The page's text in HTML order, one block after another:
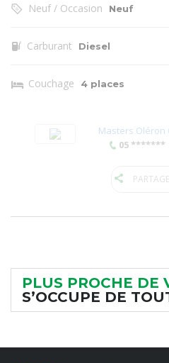
Neuf / Occasion Neuf
Carburant Diesel
Couchage 4 places
Masters Oléron
05 *******
PLUS PROCHE DE
S’OCCUPE DE